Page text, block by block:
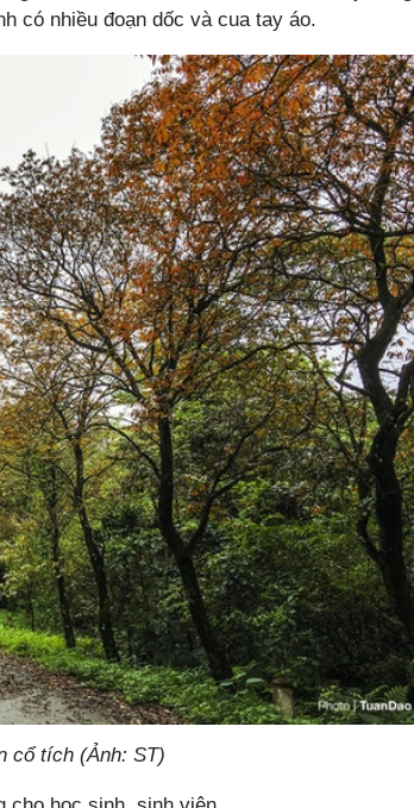
có nhiều đoạn dốc và cua tay áo.
cổ tích (Ảnh: ST)